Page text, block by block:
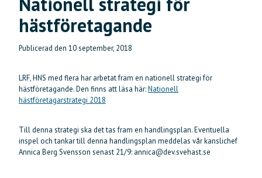
hästföretagande
Publicerad den 10 september, 2018
LRF, HNS med flera har arbetat fram en nationell strategi för
hästföretagande. Den finns att läsa här:Nationell
hästföretagarstrategi 2018
Till denna strategi ska det tas fram en handlingsplan. Eventuella
inspel och tankar till denna handlingsplan meddelas vår kanslichef
Annica Berg Svensson senast 21/9: annica@dev.svehast.se